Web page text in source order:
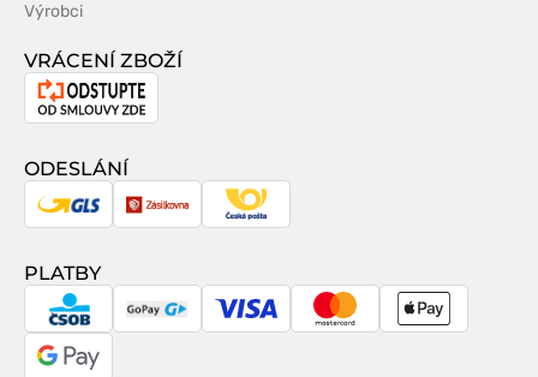
Výrobci
VRÁCENÍ ZBOŽÍ
Odstoupení
smlouvy
ODESLÁNÍ
GLS ZásilkovnaČeská
PLATBY
CSOB GoPay Visa MasterCardApple
Google